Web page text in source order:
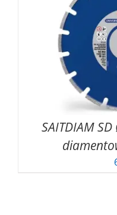
SAITDIAM